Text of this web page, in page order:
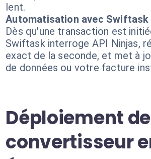
lent.
Automatisation avec Swiftask
Dès qu'une transaction est
Swiftask interroge API Ninjas,
exact de la seconde, et met à
de données ou votre facture
Déploiement
convertisseur